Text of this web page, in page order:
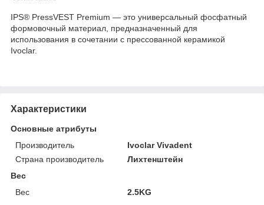
IPS® PressVEST Premium — это универсальный фосфатный
формовочный материал, предназначенный для
использования в сочетании с прессованной керамикой
Ivoclar.
Характеристики
Основные атрибуты
Производитель
Ivoclar Vivadent
Страна производитель
Лихтенштейн
Вес
Вес
2.5KG